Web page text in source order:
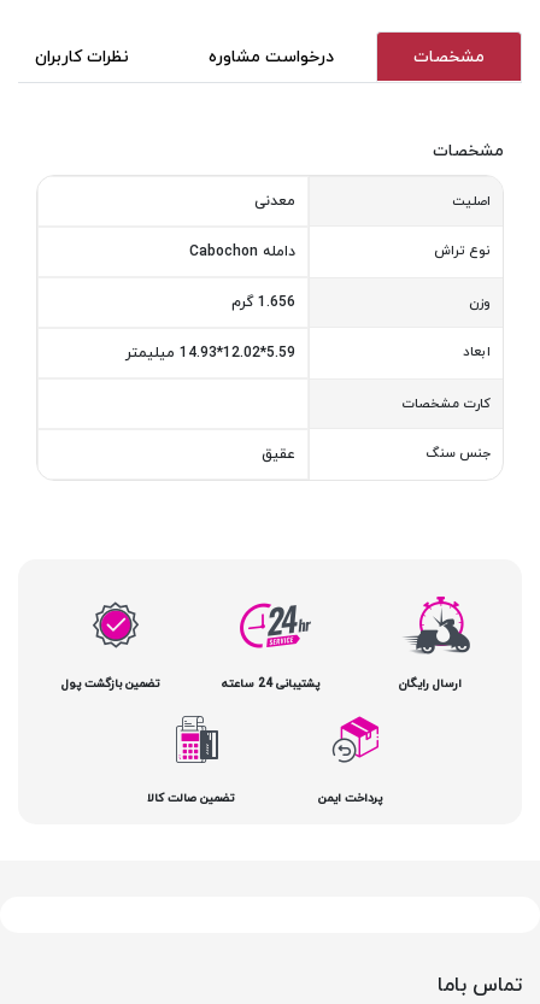
مشخصات درخواست مشاوره نظرات کاربران
مشخصات
اصلیت معدنی
نوع تراش دامله Cabochon
وزن 1.656 گرم
ابعاد 5.59*12.02*14.93 میلیمتر
کارت مشخصات
جنس سنگ عقیق
ارسال رایگان پشتیبانی 24 ساعته تضمین بازگشت پول
پرداخت ایمن تضمین صالت کالا
تماس باما